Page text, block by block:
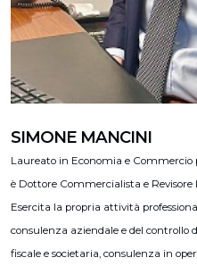
SIMONE MANCINI
Laureato in Economia e Commercio
è Dottore Commercialista e Revisore
Esercita la propria attività
consulenza aziendale e del controllo
fiscale e societaria, consulenza in